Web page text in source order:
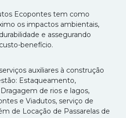
Ecopontes tem como
os impactos ambientais,
e assegurando
benefício.
auxiliares à construção
Estaqueamento,
de rios e lagos,
e Viadutos, serviço de
de Locação de Passarelas de